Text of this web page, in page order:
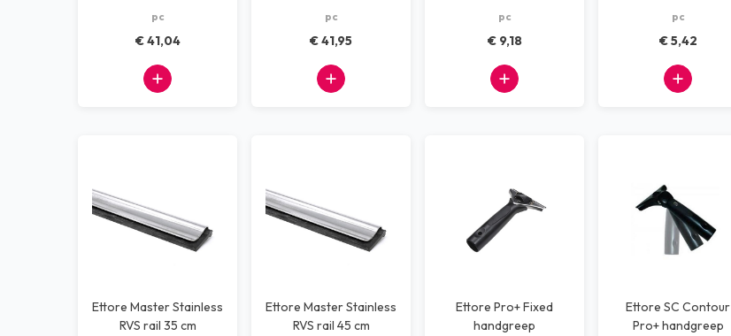
Dispensers
Machines
pc
€ 41,04
pc
€ 41,95
pc
€ 9,18
pc
€ 5,42
Ettore Master Stainless
RVS rail 35 cm
Ettore Master Stainless
RVS rail 45 cm
Ettore Pro+ Fixed
handgreep
Ettore SC Contour
Pro+ handgreep